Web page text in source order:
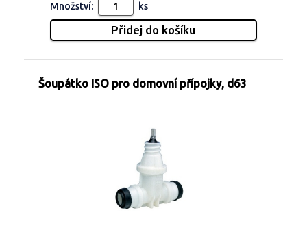
Množství: ks
Šoupátko ISO pro domovní přípojky, d63